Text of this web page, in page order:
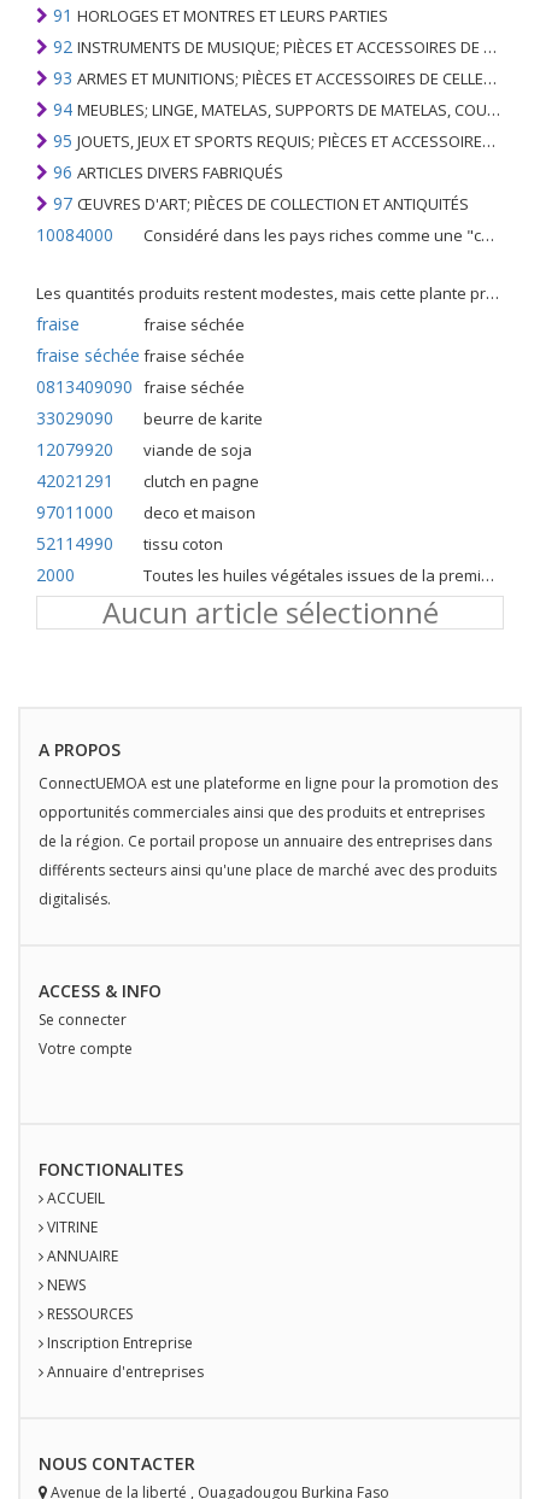
91 HORLOGES ET MONTRES ET LEURS PARTIES
92 INSTRUMENTS DE MUSIQUE; PIÈCES ET ACCESSOIRES DE TELS ARTICLES
93 ARMES ET MUNITIONS; PIÈCES ET ACCESSOIRES DE CELLES-CI
94 MEUBLES; LINGE, MATELAS, SUPPORTS DE MATELAS, COUSSINS ET AMEUBLEMENT SIMILAIRE FARCI; LAMPES ET RACCORDS D'ÉCLAIRAGE, N.E.C .; SIGNES LUMINEUSES, PLAQUES DE NOMS LUMINEUSES ET SIMILAIRES; BÂTIMENTS PRÉFABRIQUÉS
95 JOUETS, JEUX ET SPORTS REQUIS; PIÈCES ET ACCESSOIRES DE CELLES-CI
96 ARTICLES DIVERS FABRIQUÉS
97 ŒUVRES D'ART; PIÈCES DE COLLECTION ET ANTIQUITÉS
10084000 Considéré dans les pays riches comme une "céréale mineure", le fonio blanc est une graminée de la famille des poaceae cultivée pour ses graines dans certaines régions d'Afrique.
Les quantités produits restent modestes, mais cette plante présente malgré tout de nombreuses qualités. Elle est utilisé dans l'alimentation humaine et entre dans la préparation de nombreuses recettes traditionnelles africaines comme le couscous, la bouillie, les boulettes, les beignets et même le pain.
fraise fraise séchée
fraise séchée fraise séchée
0813409090 fraise séchée
33029090 beurre de karite
12079920 viande de soja
42021291 clutch en pagne
97011000 deco et maison
52114990 tissu coton
2000 Toutes les huiles végétales issues de la première pression à froid
Aucun article sélectionné
A PROPOS
ConnectUEMOA est une plateforme en ligne pour la promotion des
opportunités commerciales ainsi que des produits et entreprises
de la région. Ce portail propose un annuaire des entreprises dans
différents secteurs ainsi qu'une place de marché avec des produits
digitalisés.
ACCESS & INFO
Se connecter
Votre compte
FONCTIONALITES
ACCUEIL
VITRINE
ANNUAIRE
NEWS
RESSOURCES
Inscription Entreprise
Annuaire d'entreprises
NOUS CONTACTER
Avenue de la liberté , Ouagadougou Burkina Faso